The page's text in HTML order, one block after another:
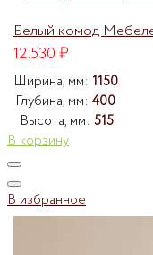
Белый комод
12.530₽
Ширина, мм: 1150
Глубина, мм: 400
Высота, мм: 515
В корзину
В избранное